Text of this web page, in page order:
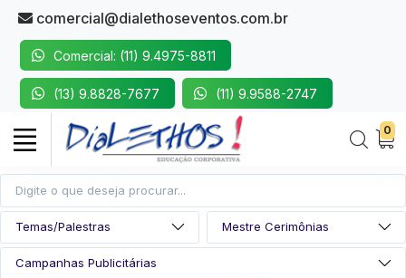
comercial@dialethoseventos.com.br
Comercial: (11) 9.4975-8811
(13) 9.8828-7677 (11) 9.9588-2747
0